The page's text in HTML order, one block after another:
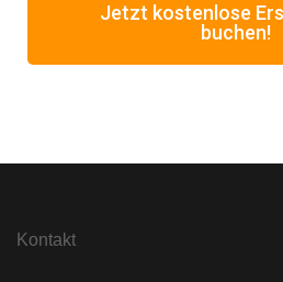
Jetzt kostenlose
buchen!
Kontakt